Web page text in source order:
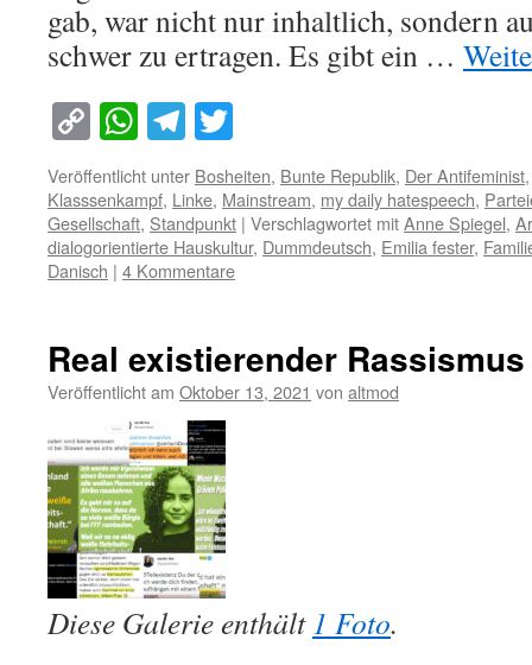
gab, war nicht nur inhaltlich, sondern
schwer zu ertragen. Es gibt ein …
Copy
Link
WhatsApp
Telegram
Veröffentlicht unter Bosheiten, Bunte Republik, Der Antifeminist
Klasssenkampf, Linke, Mainstream, my daily hatespeech,
Gesellschaft, Standpunkt | Verschlagwortet mitAnne Spiegel,
dialogorientierte Hauskultur, Dummdeutsch, Emilia fester,
Danisch | 4 Kommentare
Real existierender
Veröffentlicht am Oktober 13, 2021 von altmod
Diese Galerie enthält 1 Foto.